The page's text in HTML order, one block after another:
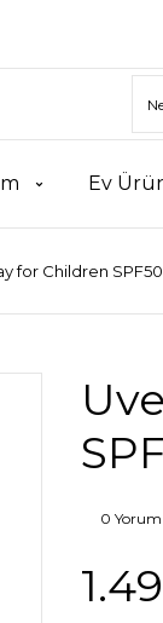
Ev
for Children
0 Yorum